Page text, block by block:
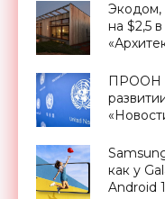
Экодом,
на $2,5
ПРООН
как у
Android